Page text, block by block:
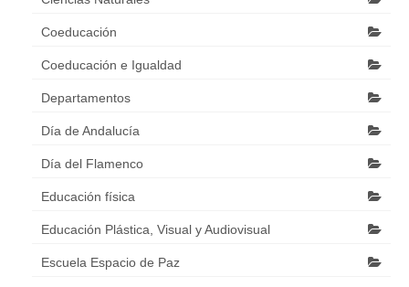
Coeducación
Coeducación e Igualdad
Departamentos
Día de Andalucía
Día del Flamenco
Educación física
Educación Plástica, Visual y Audiovisual
Escuela Espacio de Paz